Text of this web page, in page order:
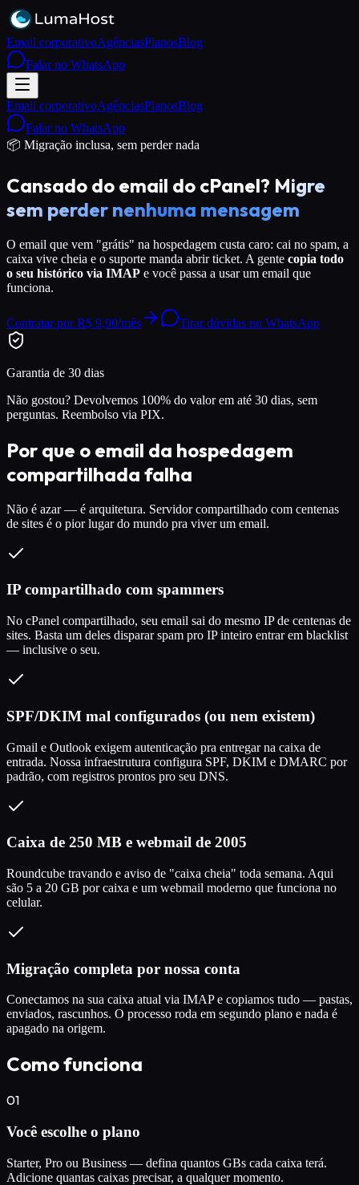
Email corporativoAgênciasPlanosBlog
Falar no WhatsApp
Email corporativoAgênciasPlanosBlog
Falar no WhatsApp
📦 Migração inclusa, sem perder nada
Cansado do email do cPanel? Migre
sem perder nenhuma mensagem
O email que vem "grátis" na hospedagem custa caro: cai no spam, a
caixa vive cheia e o suporte manda abrir ticket. A gente copia todo
o seu histórico via IMAP e você passa a usar um email que
funciona.
Contratar por R$ 9,90/mês Tirar dúvidas no WhatsApp
Garantia de 30 dias
Não gostou? Devolvemos 100% do valor em até 30 dias, sem
perguntas. Reembolso via PIX.
Por que o email da hospedagem
compartilhada falha
Não é azar — é arquitetura. Servidor compartilhado com centenas
de sites é o pior lugar do mundo pra viver um email.
IP compartilhado com spammers
No cPanel compartilhado, seu email sai do mesmo IP de centenas de
sites. Basta um deles disparar spam pro IP inteiro entrar em blacklist
— inclusive o seu.
SPF/DKIM mal configurados (ou nem existem)
Gmail e Outlook exigem autenticação pra entregar na caixa de
entrada. Nossa infraestrutura configura SPF, DKIM e DMARC por
padrão, com registros prontos pro seu DNS.
Caixa de 250 MB e webmail de 2005
Roundcube travando e aviso de "caixa cheia" toda semana. Aqui
são 5 a 20 GB por caixa e um webmail moderno que funciona no
celular.
Migração completa por nossa conta
Conectamos na sua caixa atual via IMAP e copiamos tudo — pastas,
enviados, rascunhos. O processo roda em segundo plano e nada é
apagado na origem.
Como funciona
01
Você escolhe o plano
Starter, Pro ou Business — defina quantos GBs cada caixa terá.
Adicione quantas caixas precisar, a qualquer momento.